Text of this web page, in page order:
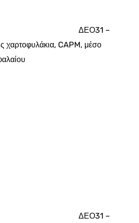
ΔΕΟ31 –
χαρτοφυλάκια, CAPM, μέσο
ΔΕΟ31 –